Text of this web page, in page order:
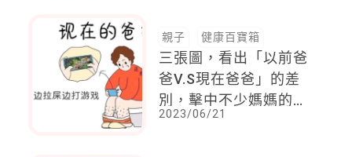
親子 健康百寶箱
三張圖，看出「以前爸
爸V.S現在爸爸」的差
別，擊中不少媽媽的
心，也有網友：還好我
2023/06/21